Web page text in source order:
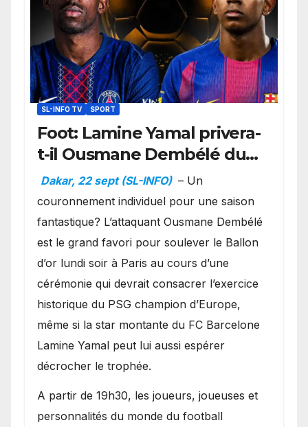
SL-INFO TV SPORT
Foot: Lamine Yamal privera-
t-il Ousmane Dembélé du
Ballon d’or ?
Dakar, 22 sept (SL-INFO) – Un
couronnement individuel pour une saison
fantastique? L’attaquant Ousmane Dembélé
est le grand favori pour soulever le Ballon
d’or lundi soir à Paris au cours d’une
cérémonie qui devrait consacrer l’exercice
historique du PSG champion d’Europe,
même si la star montante du FC Barcelone
Lamine Yamal peut lui aussi espérer
décrocher le trophée.
A partir de 19h30, les joueurs, joueuses et
personnalités du monde du football